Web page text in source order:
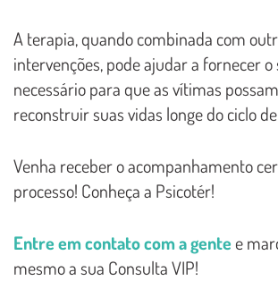
A terapia, quando combinada com
intervenções, pode ajudar a fornecer
necessário para que as vítimas
reconstruir suas vidas longe do ciclo
Venha receber o acompanhamento
processo! Conheça a Psicotér!
Entre em contato com a gente e
mesmo a sua Consulta VIP!